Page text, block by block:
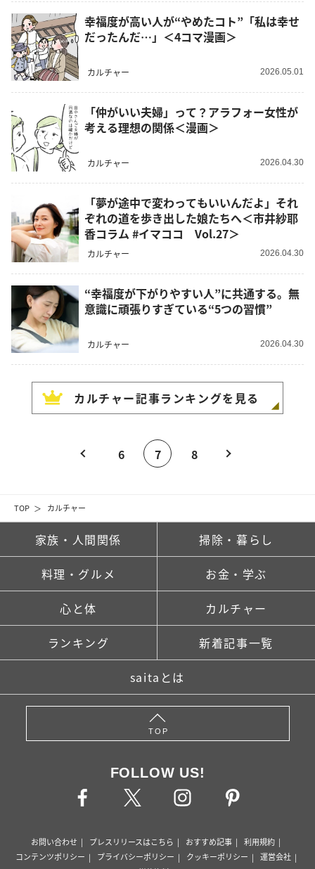
TOP カルチャー
幸福度が高い人が“やめたコト”「私は幸せ
だったんだ…」＜4コマ漫画＞
カルチャー 2026.05.01
「仲がいい夫婦」って？アラフォー女性が
考える理想の関係＜漫画＞
カルチャー 2026.04.30
「夢が途中で変わってもいいんだよ」それ
ぞれの道を歩き出した娘たちへ＜市井紗耶
香コラム #イマココ Vol.27＞
カルチャー 2026.04.30
“幸福度が下がりやすい人”に共通する。無
意識に頑張りすぎている“5つの習慣”
カルチャー 2026.04.30
カルチャー記事ランキングを見る
6 7 8
家族・人間関係 掃除・暮らし
料理・グルメ お金・学ぶ
心と体 カルチャー
ランキング 新着記事一覧
saitaとは
TOP
FOLLOW US!
お問い合わせ プレスリリースはこちら おすすめ記事
利用規約
コンテンツポリシー
プライバシーポリシー クッキーポリシー
運営会社